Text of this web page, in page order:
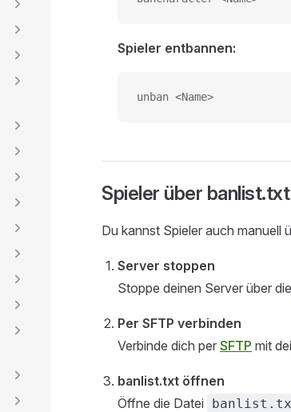
Spieler entbannen:
unban <Name>
Spieler über
Du kannst Spieler auch manuell
Server stoppen
Stoppe deinen Server über
Per SFTP verbinden
Verbinde dich per SFTP mit
banlist.txt öffnen
Öffne die Datei